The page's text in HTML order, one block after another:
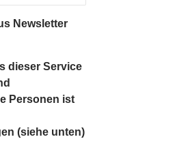
Newsletter
dieser Service
Personen ist
(siehe unten)